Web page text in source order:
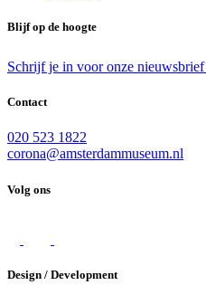
Blijf op de hoogte
Schrijf je in voor onze nieuwsbrief
Contact
020 523 1822
corona@amsterdammuseum.nl
Volg ons
Design / Development